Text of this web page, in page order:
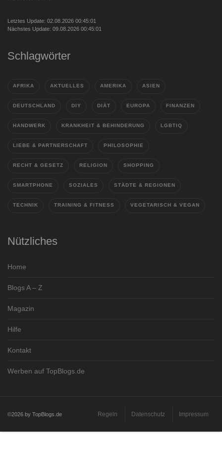
Letztes Update: 02.08.2026 00:45:01
Nächstes Update: 09.08.2026 00:45:01
Schlagwörter
AFRIKA AKTUELLES AMERIKA ASIEN
DEUTSCHLAND DIY DIÄT EUROPA FINANZEN
HANDWERK KRANKHEIT & BEHINDERUNG LGBTIQ
LIEBE & PARTNERSCHAFT PHILOSOPHIE
RECHT & GESETZ RELIGION SHOPPING
SMARTPHONE SOZIALES STÄDTE & REGIONEN
TECHNIK TRAINING & FITNESS VEGETARISCH & VEGAN
Nützliches
Home
Blogs A – Z
Magazin
Hilfe
Kontakt
Werben auf TopBlogs.de
©2026 by TopBlogs.de Regeln Datenschutz Impressum